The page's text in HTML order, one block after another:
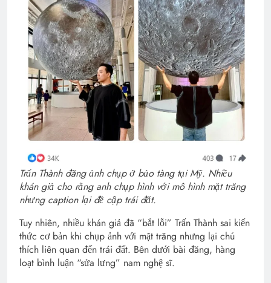
Trấn Thành đăng ảnh chụp ở bảo tàng tại Mỹ. Nhiều
khán giả cho rằng anh chụp hình với mô hình mặt trăng
nhưng caption lại đề cập trái đất.
Tuy nhiên, nhiều khán giả đã “bắt lỗi” Trấn Thành sai kiến
thức cơ bản khi chụp ảnh với mặt trăng nhưng lại chú
thích liên quan đến trái đất. Bên dưới bài đăng, hàng
loạt bình luận “sửa lưng” nam nghệ sĩ.